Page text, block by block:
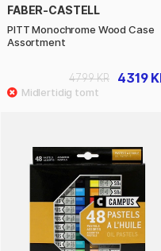
FABER-CASTELL
PITT Monochrome Wood Case
Assortment
4319
4799 KR